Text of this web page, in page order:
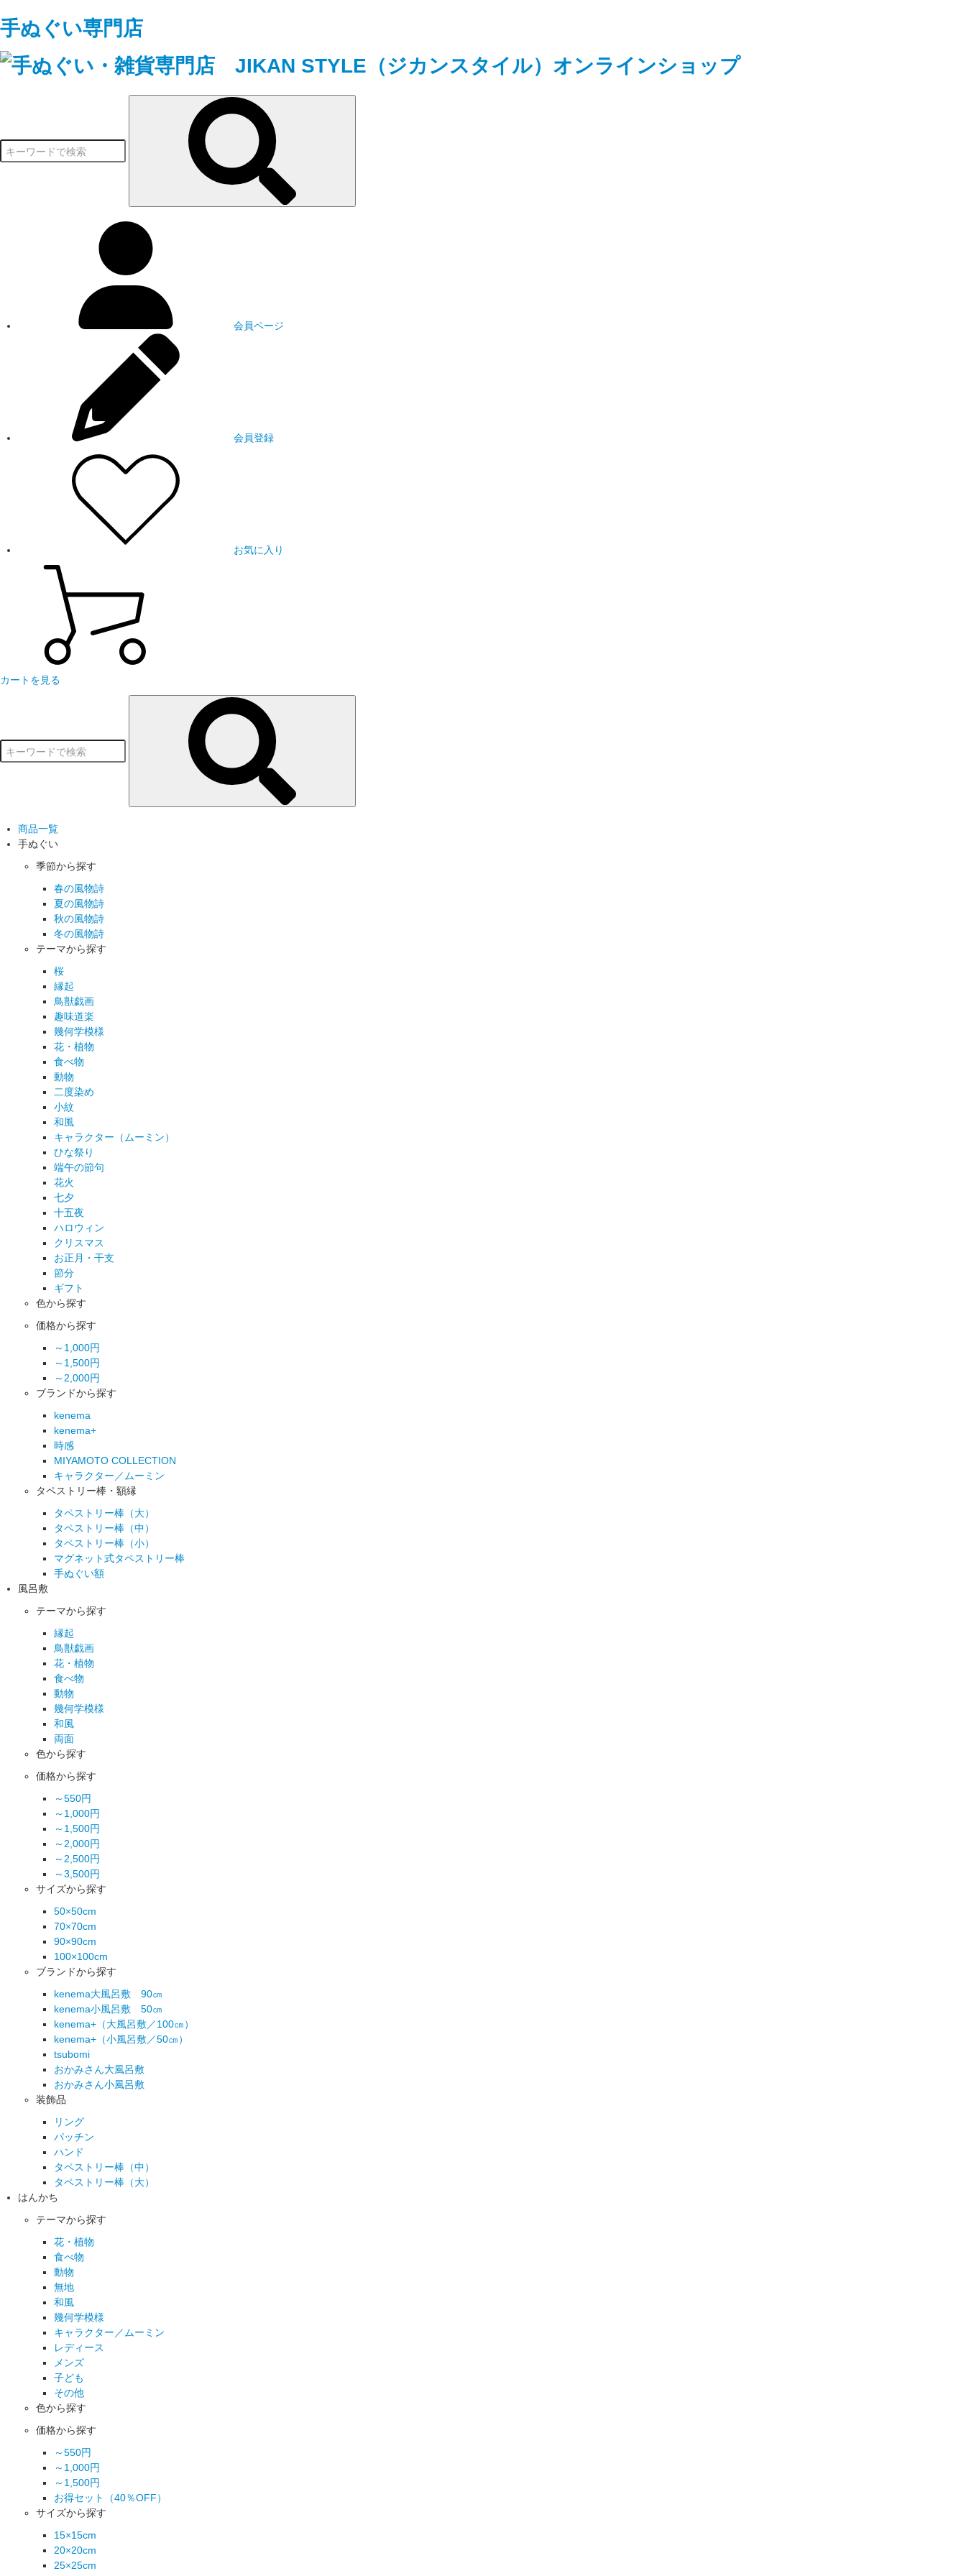
手ぬぐい専門店
会員ページ
会員登録
お気に入り
カートを見る
商品一覧
手ぬぐい
季節から探す
春の風物詩
夏の風物詩
秋の風物詩
冬の風物詩
テーマから探す
桜
縁起
鳥獣戯画
趣味道楽
幾何学模様
花・植物
食べ物
動物
二度染め
小紋
和風
キャラクター（ムーミン）
ひな祭り
端午の節句
花火
七夕
十五夜
ハロウィン
クリスマス
お正月・干支
節分
ギフト
色から探す
価格から探す
～1,000円
～1,500円
～2,000円
ブランドから探す
kenema
kenema+
時感
MIYAMOTO COLLECTION
キャラクター／ムーミン
タペストリー棒・額縁
タペストリー棒（大）
タペストリー棒（中）
タペストリー棒（小）
マグネット式タペストリー棒
手ぬぐい額
風呂敷
テーマから探す
縁起
鳥獣戯画
花・植物
食べ物
動物
幾何学模様
和風
両面
色から探す
価格から探す
～550円
～1,000円
～1,500円
～2,000円
～2,500円
～3,500円
サイズから探す
50×50cm
70×70cm
90×90cm
100×100cm
ブランドから探す
kenema大風呂敷 90㎝
kenema小風呂敷 50㎝
kenema+（大風呂敷／100㎝）
kenema+（小風呂敷／50㎝）
tsubomi
おかみさん大風呂敷
おかみさん小風呂敷
装飾品
リング
パッチン
ハンド
タペストリー棒（中）
タペストリー棒（大）
はんかち
テーマから探す
花・植物
食べ物
動物
無地
和風
幾何学模様
キャラクター／ムーミン
レディース
メンズ
子ども
その他
色から探す
価格から探す
～550円
～1,000円
～1,500円
お得セット（40％OFF）
サイズから探す
15×15cm
20×20cm
25×25cm